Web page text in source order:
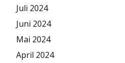
Juli 2024
Juni 2024
Mai 2024
April 2024